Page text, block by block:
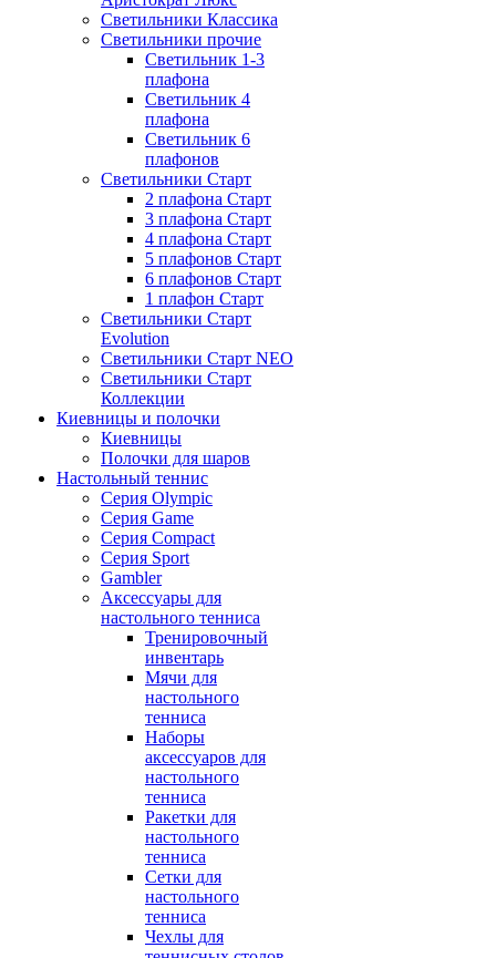
Светильники Классика
Светильники прочие
Светильник 1-3
плафона
Светильник 4
плафона
Светильник 6
плафонов
Светильники Старт
2 плафона Старт
3 плафона Старт
4 плафона Старт
5 плафонов Старт
6 плафонов Старт
1 плафон Старт
Светильники Старт
Evolution
Светильники Старт NEO
Светильники Старт
Коллекции
Киевницы и полочки
Киевницы
Полочки для шаров
Настольный теннис
Серия Olympic
Серия Game
Серия Compact
Серия Sport
Gambler
Аксессуары для
настольного тенниса
Тренировочный
инвентарь
Мячи для
настольного
тенниса
Наборы
аксессуаров для
настольного
тенниса
Ракетки для
настольного
тенниса
Сетки для
настольного
тенниса
Чехлы для